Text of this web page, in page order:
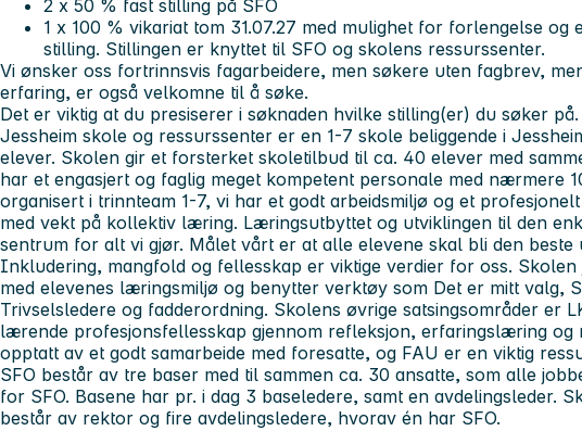
2 x 50 % fast stilling på SFO
1 x 100 % vikariat tom 31.07.27 med mulighet for forlengelse og
stilling. Stillingen er knyttet til SFO og skolens ressurssenter.
Vi ønsker oss fortrinnsvis fagarbeidere, men søkere uten fagbrev,
erfaring, er også velkomne til å søke.
Det er viktig at du presiserer i søknaden hvilke stilling(er) du søker på.
Jessheim skole og ressurssenter er en 1-7 skole beliggende i
elever. Skolen gir et forsterket skoletilbud til ca. 40 elever med
har et engasjert og faglig meget kompetent personale med nærmere
organisert i trinnteam 1-7, vi har et godt arbeidsmiljø og et
med vekt på kollektiv læring. Læringsutbyttet og utviklingen til den
sentrum for alt vi gjør. Målet vårt er at alle elevene skal bli den beste
Inkludering, mangfold og fellesskap er viktige verdier for oss. Skolen
med elevenes læringsmiljø og benytter verktøy som Det er mitt valg,
Trivselsledere og fadderordning. Skolens øvrige satsingsområder er
lærende profesjonsfellesskap gjennom refleksjon, erfaringslæring og
opptatt av et godt samarbeide med foresatte, og FAU er en viktig
SFO består av tre baser med til sammen ca. 30 ansatte, som alle
for SFO. Basene har pr. i dag 3 baseledere, samt en avdelingsleder.
består av rektor og fire avdelingsledere, hvorav én har SFO.